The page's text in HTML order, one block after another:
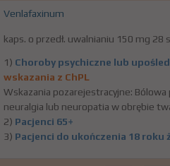
Venlafaxinum
kaps. o przedł. uwalnianiu 150 mg 28
1) Choroby psychiczne lub
wskazania z ChPL
Wskazania pozarejestracyjne:
neuralgia lub neuropatia w obrębie
2) Pacjenci 65+
3) Pacjenci do ukończenia 18 roku